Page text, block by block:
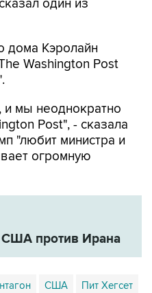
Кэролайн
мы неоднократно
"любит министра и
огромную
против Ирана
США Пит Хегсет